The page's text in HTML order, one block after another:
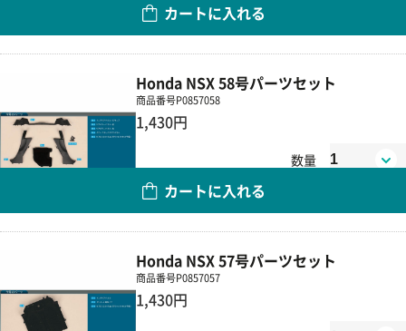
カートに入れる
Honda NSX 58号パーツセット
商品番号P0857058
1,430円
数量
カートに入れる
Honda NSX 57号パーツセット
商品番号P0857057
1,430円